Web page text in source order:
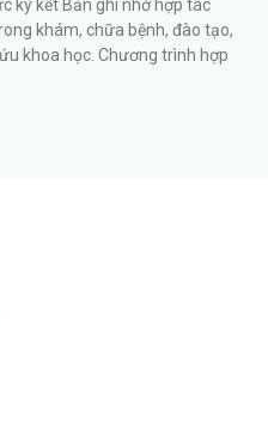
ký kết Bản ghi nhớ hợp tác
khám, chữa bệnh, đào tạo,
khoa học. Chương trình hợp